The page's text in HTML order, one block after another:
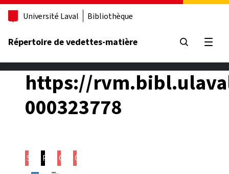
Aller au contenu principal
Université Laval
Bibliothèque
Répertoire de vedettes-matière
https://
000323778
SujetPrédicatObjetContexte